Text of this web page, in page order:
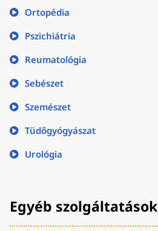
Ortopédia
Pszichiátria
Reumatológia
Sebészet
Szemészet
Tüdőgyógyászat
Urológia
Egyéb szolgáltatások